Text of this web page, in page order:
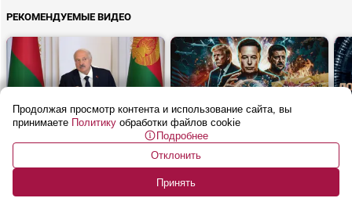
РЕКОМЕНДУЕМЫЕ ВИДЕО
16+ 23 мин
Лукашенко: Неважно, какой
чтобы в голове у него что-то
16+
ИИ угрожает суверенитету? |
Что будет с Украиной после
Продолжая просмотр контента и использование сайта, вы
принимаете Политику обработки файлов cookie
Подробнее
Отклонить
Принять